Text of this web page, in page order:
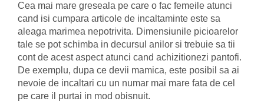
Cea mai mare greseala pe care o fac femeile atunci
cand isi cumpara articole de incaltaminte este sa
aleaga marimea nepotrivita. Dimensiunile picioarelor
tale se pot schimba in decursul anilor si trebuie sa tii
cont de acest aspect atunci cand achizitionezi pantofi.
De exemplu, dupa ce devii mamica, este posibil sa ai
nevoie de incaltari cu un numar mai mare fata de cel
pe care il purtai in mod obisnuit.